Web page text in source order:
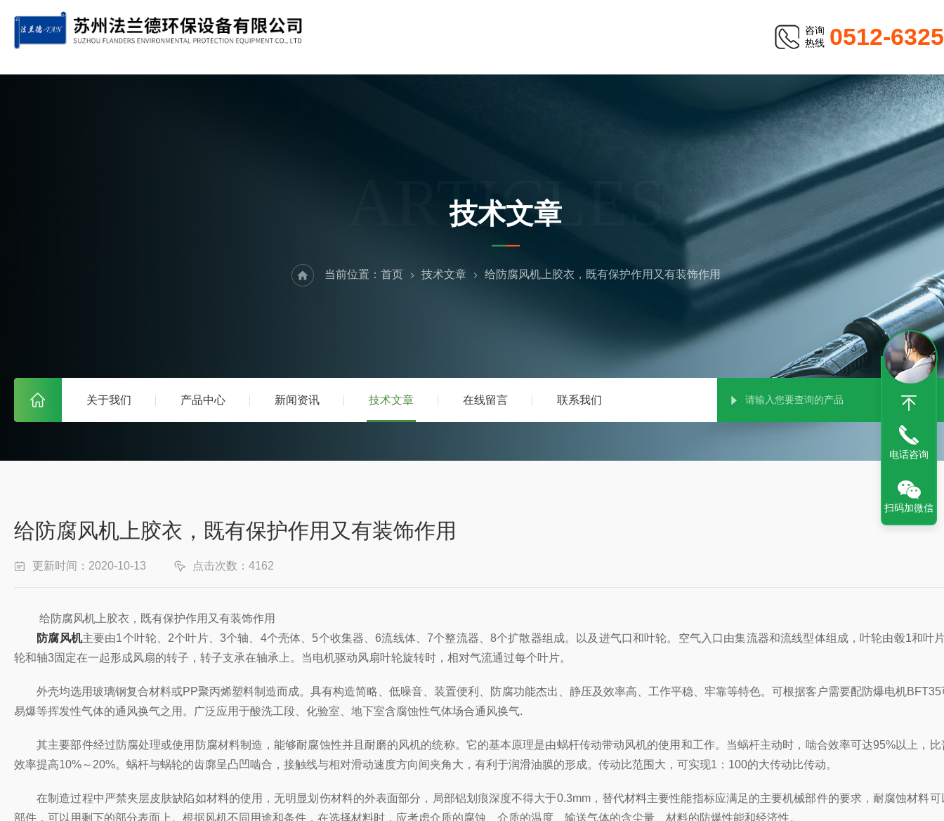
咨询
热线 0512-
关于我们 产品中心 新闻资讯 技术文章 在线留言 联系我们
ARTICLES
技术文章
当前位置： 首页 技术文章 给防腐风机上胶衣，既有保护作用又有装饰作用
给防腐风机上胶衣，既有保护作用又有装饰作用
更新时间：2020-10-13 点击次数：4162
给防腐风机上胶衣，既有保护作用又有装饰作用
防腐风机主要由1个叶轮、2个叶片、3个轴、4个壳体、5个收集器、6流线体、7个整流器、8个扩散器组成。以及进气口和叶轮。空气入口由集流器和流线型体组成，叶轮由毂1和叶
轮和轴3固定在一起形成风扇的转子，转子支承在轴承上。当电机驱动风扇叶轮旋转时，相对气流通过每个叶片。
外壳均选用玻璃钢复合材料或PP聚丙烯塑料制造而成。具有构造简略、低噪音、装置便利、防腐功能杰出、静压及效率高、工作平稳、牢靠等特色。可根据客户需要配防爆电机BFT35
易爆等挥发性气体的通风换气之用。广泛应用于酸洗工段、化验室、地下室含腐蚀性气体场合通风换气.
其主要部件经过防腐处理或使用防腐材料制造，能够耐腐蚀性并且耐磨的风机的统称。它的基本原理是由蜗杆传动带动风机的使用和工作。当蜗杆主动时，啮合效率可达95%以上，比
效率提高10%～20%。蜗杆与蜗轮的齿廓呈凸凹啮合，接触线与相对滑动速度方向间夹角大，有利于润滑油膜的形成。传动比范围大，可实现1：100的大传动比传动。
在制造过程中严禁夹层皮肤缺陷如材料的使用，无明显划伤材料的外表面部分，局部铝划痕深度不得大于0.3mm，替代材料主要性能指标应满足的主要机械部件的要求，耐腐蚀材料可
部件，可以用剩下的部分表面上。根据风机不同用途和条件，在选择材料时，应考虑介质的腐蚀、介质的温度、输送气体的含尘量、材料的防爆性能和经济性。
电话咨询
扫码加微信